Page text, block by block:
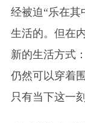
经被迫“乐在其
生活的。但在
新的生活方式
仍然可以穿着
只有当下这一